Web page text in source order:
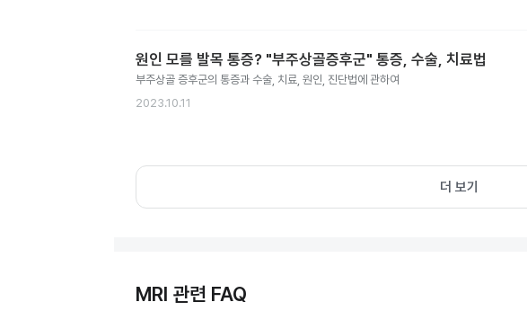
원인 모를 발목 통증? "부주상골증후군" 통증, 수술, 치료법
부주상골 증후군의 통증과 수술, 치료, 원인, 진단법에 관하여
2023.10.11
더 보기
MRI 관련 FAQ